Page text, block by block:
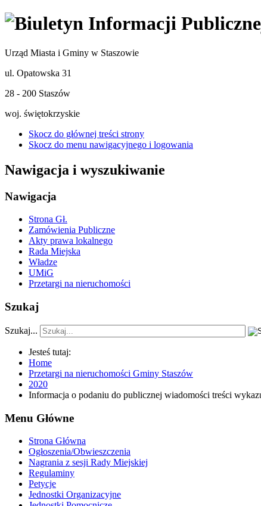
Urząd Miasta i Gminy w Staszowie
ul. Opatowska 31
28 - 200 Staszów
woj. świętokrzyskie
Skocz do głównej treści strony
Skocz do menu nawigacyjnego i logowania
Nawigacja i wyszukiwanie
Nawigacja
Strona Gł.
Zamówienia Publiczne
Akty prawa lokalnego
Rada Miejska
Władze
UMiG
Przetargi na nieruchomości
Szukaj
Szukaj...
Jesteś tutaj:
Home
Przetargi na nieruchomości Gminy Staszów
2020
Informacja o podaniu do publicznej wiadomości treści
Menu Główne
Strona Główna
Ogłoszenia/Obwieszczenia
Nagrania z sesji Rady Miejskiej
Regulaminy
Petycje
Jednostki Organizacyjne